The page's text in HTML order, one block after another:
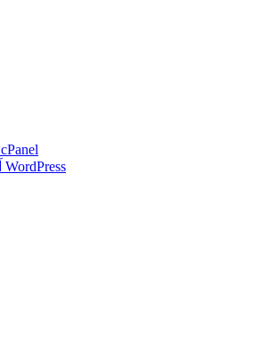
آموزش سی پنل cPanel
آموزش وردپرس WordPress